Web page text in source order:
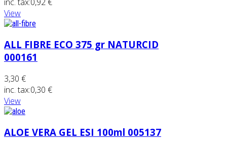
View
ALL FIBRE ECO 375 gr NATURCID
000161
3,30 €
inc. tax:0,30 €
View
ALOE VERA GEL ESI 100ml 005137